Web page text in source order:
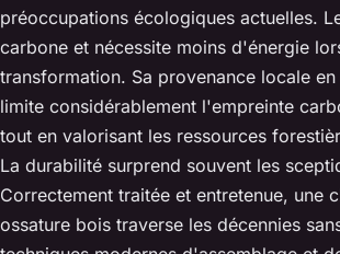
préoccupations écologiques actuelles.
carbone et nécessite moins d'énergie
transformation. Sa provenance locale en
limite considérablement l'empreinte
tout en valorisant les ressources
La durabilité surprend souvent les
Correctement traitée et entretenue, une
ossature bois traverse les décennies